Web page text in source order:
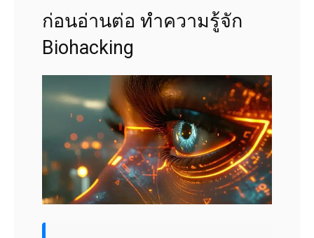
ก่อนอ่านต่อ ทำความรู้จัก
Biohacking